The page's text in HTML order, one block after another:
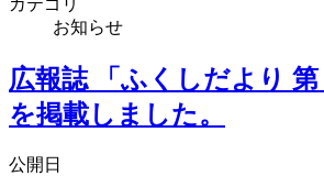
お知らせ
広報誌 「ふくしだより 第
を掲載しました。
公開日